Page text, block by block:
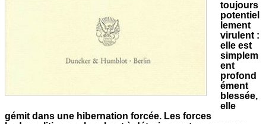
toujours
potentiel
lement
virulent :
elle est
simplem
ent
profond
ément
blessée,
elle
gémit dans une hibernation forcée. Les forces